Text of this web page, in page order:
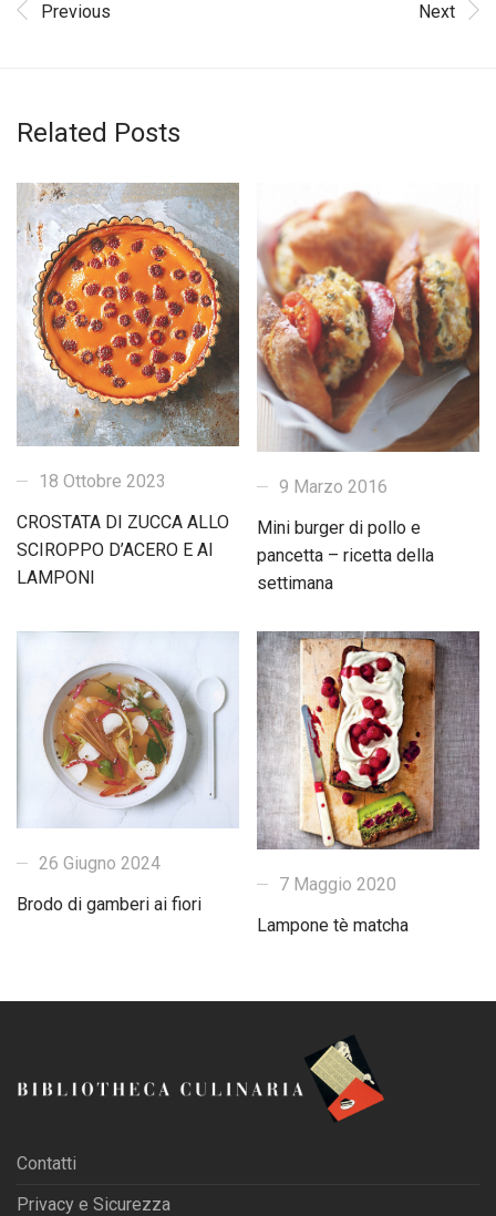
Previous Next
Related Posts
18 Ottobre 2023
CROSTATA DI ZUCCA ALLO
SCIROPPO D’ACERO E AI
LAMPONI
9 Marzo 2016
Mini burger di pollo e
pancetta – ricetta della
settimana
26 Giugno 2024
Brodo di gamberi ai fiori
7 Maggio 2020
Lampone tè matcha
Contatti
Privacy e Sicurezza